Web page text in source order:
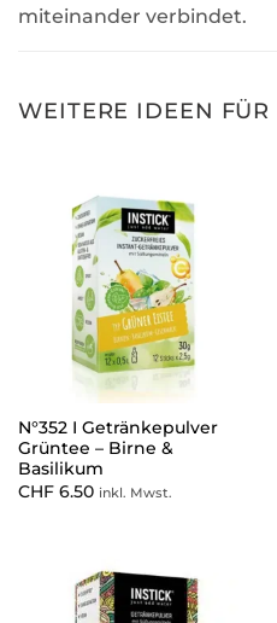
miteinander verbindet.
WEITERE IDEEN
N°352 I Getränkepulver
Grüntee – Birne &
Basilikum
CHF6.50 inkl. Mwst.